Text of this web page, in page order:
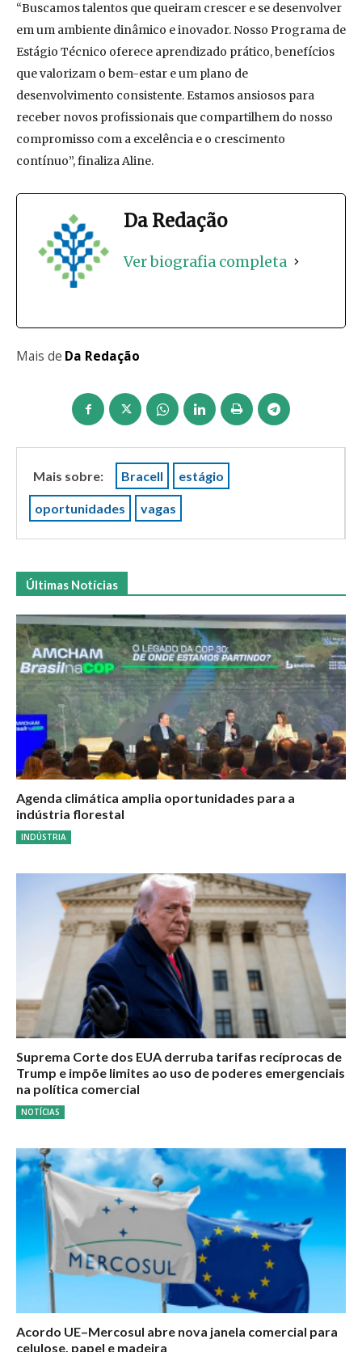
“Buscamos talentos que queiram crescer e se desenvolver
em um ambiente dinâmico e inovador. Nosso Programa de
Estágio Técnico oferece aprendizado prático, benefícios
que valorizam o bem-estar e um plano de
desenvolvimento consistente. Estamos ansiosos para
receber novos profissionais que compartilhem do nosso
compromisso com a excelência e o crescimento
contínuo”, finaliza Aline.
Da Redação
Ver biografia completa
Mais de Da Redação
Mais sobre: Bracell estágio
oportunidades vagas
Últimas Notícias
Agenda climática amplia oportunidades para a
indústria florestal
INDÚSTRIA
Suprema Corte dos EUA derruba tarifas recíprocas de
Trump e impõe limites ao uso de poderes emergenciais
na política comercial
NOTÍCIAS
Acordo UE–Mercosul abre nova janela comercial para
celulose, papel e madeira